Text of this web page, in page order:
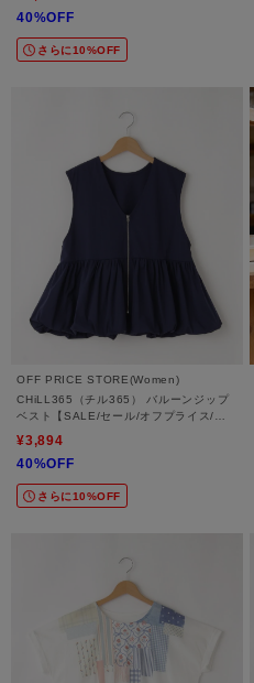
40%OFF
さらに10%OFF
OFF PRICE STORE(Women)
CHiLL365（チル365） バルーンジップ
ベスト【SALE/セール/オフプライス/カ
ジュアル/デイリー/トレンド/ゆったり/体
型カバー】
¥3,894
40%OFF
さらに10%OFF